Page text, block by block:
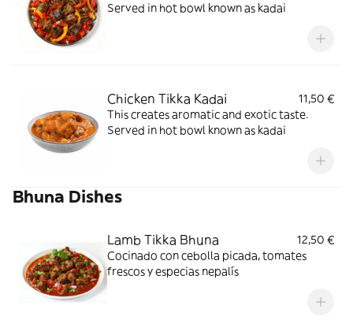
Served in hot bowl known as kadai
Chicken Tikka Kadai
11,50 €
This creates aromatic and exotic taste.
Served in hot bowl known as kadai
Bhuna Dishes
Lamb Tikka Bhuna
12,50 €
Cocinado con cebolla picada, tomates
frescos y especias nepalís